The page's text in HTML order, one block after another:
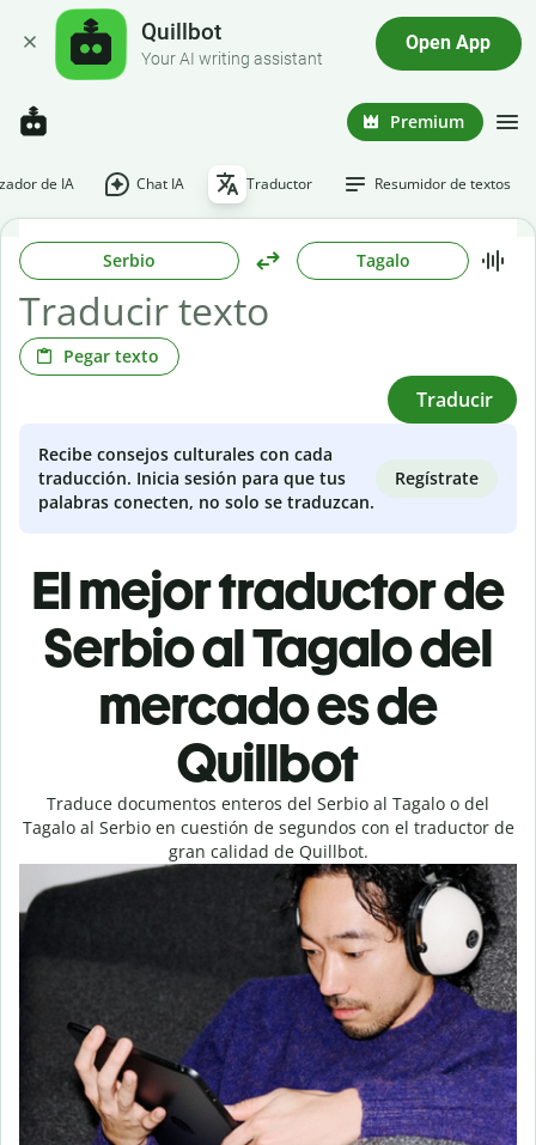
Quillbot
Your AI writing assistant
Open App
Premium
de IA Chat IA Traductor Resumidor de textos
Serbio Tagalo
Pegar texto
Traducir
Recibe consejos culturales con cada
traducción. Inicia sesión para que tus
palabras conecten, no solo se traduzcan.
Regístrate
El mejor traductor de
Serbio al Tagalo del
mercado es de
Quillbot
Traduce documentos enteros del Serbio al Tagalo o del
Tagalo al Serbio en cuestión de segundos con el traductor de
gran calidad de Quillbot.